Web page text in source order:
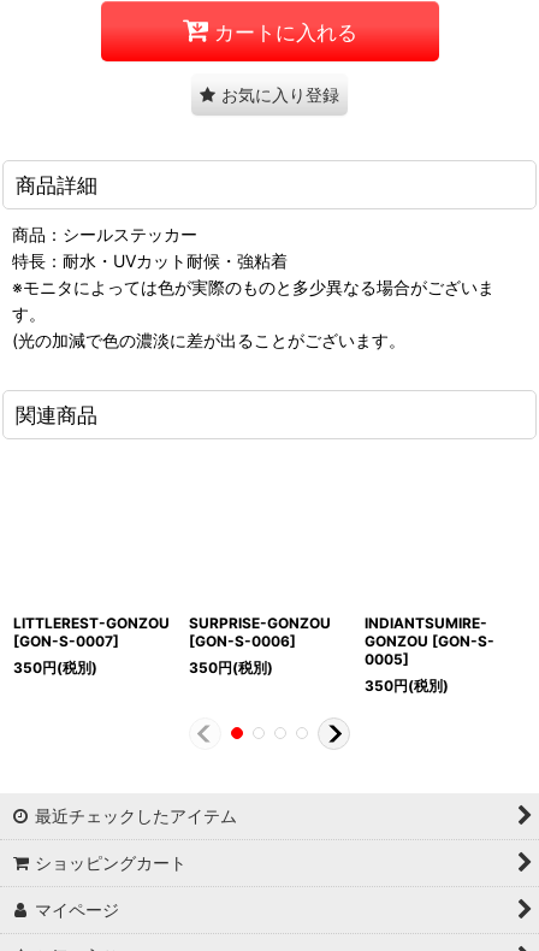
カートに入れる
お気に入り登録
商品詳細
商品：シールステッカー
特長：耐水・UVカット耐候・強粘着
※モニタによっては色が実際のものと多少異なる場合がございま
す。
(光の加減で色の濃淡に差が出ることがございます。
関連商品
LITTLEREST-GONZOU
[GON-S-0007]
350円(税別)
SURPRISE-GONZOU
[GON-S-0006]
350円(税別)
INDIANTSUMIRE-
GONZOU [GON-S-
0005]
350円(税別)
最近チェックしたアイテム
ショッピングカート
マイページ